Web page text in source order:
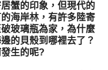
蟹的印象，但現代的
海岸林，有許多陸寄
玻璃瓶為家，為什麼
的貝殼到哪裡去了？
生的呢?